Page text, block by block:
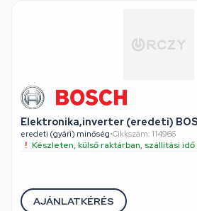
Elektronika,inverter (eredeti)
eredeti (gyári) minőség•Cikkszám: 114966
Készleten, külső raktárban, szállítási idő
AJÁNLATKÉRÉS